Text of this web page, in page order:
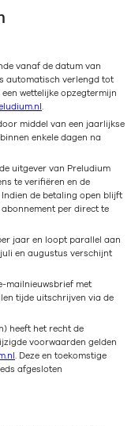
vanaf de datum van
automatisch verlengd tot
wettelijke opzegtermijn
middel van een jaarlijkse
enkele dagen na
uitgever van Preludium
te verifiëren en de
de betaling open blijft
per direct te
jaar en loopt parallel aan
en augustus verschijnt
mailnieuwsbrief met
tijde uitschrijven via de
heeft het recht de
voorwaarden gelden
. Deze en toekomstige
afgesloten